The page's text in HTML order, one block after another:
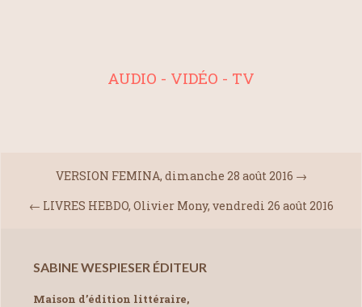
AUDIO - VIDÉO - TV
VERSION FEMINA, dimanche 28 août 2016 →
← LIVRES HEBDO, Olivier Mony, vendredi 26 août 2016
SABINE WESPIESER ÉDITEUR
Maison d’édition littéraire,